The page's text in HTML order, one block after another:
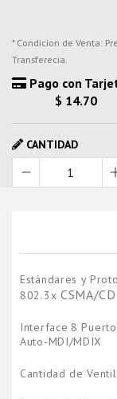
* Condicion de Venta:
Transferecia.
Pago con
$ 14.70
CANTIDAD
Estándares y
802.3x CSMA/CD
Interface 8
Auto-MDI/MDIX
Cantidad de